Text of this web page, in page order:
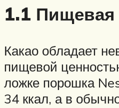
1.1 Пищевая
Какао обладает
пищевой
ложке порошка
34 ккал, а в